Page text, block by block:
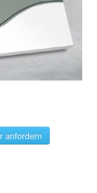
anfordern